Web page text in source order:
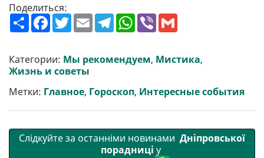
Поделиться:
П
о
ш
р
и
т
F
a
c
b
o
o
T
w
t
e
r
E
m
a
l
T
e
g
r
W
h
a
s
A
V
b
r l
Категории: Мы рекомендуем, Мистика,
Жизнь и советы
Метки: Главное, Гороскоп, Интересные события
Слідкуйте за останніми новинами Дніпровської
порадниці у